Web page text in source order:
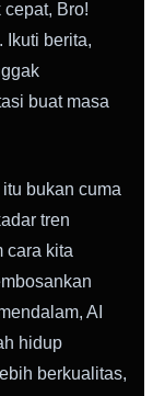
cepat, Bro!
Ikuti berita,
buat masa
itu bukan cuma
tren
cara kita
AI
hidup
berkualitas,